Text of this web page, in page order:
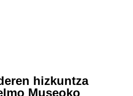
hizkuntza
Museoko